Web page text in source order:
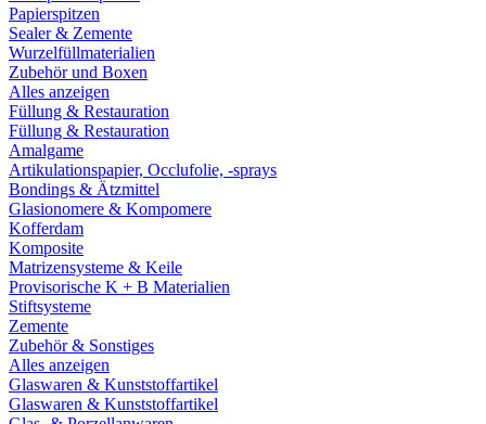
Papierspitzen
Sealer & Zemente
Wurzelfüllmaterialien
Zubehör und Boxen
Alles anzeigen
Füllung & Restauration
Füllung & Restauration
Amalgame
Artikulationspapier, Occlufolie, -sprays
Bondings & Ätzmittel
Glasionomere & Kompomere
Kofferdam
Komposite
Matrizensysteme & Keile
Provisorische K + B Materialien
Stiftsysteme
Zemente
Zubehör & Sonstiges
Alles anzeigen
Glaswaren & Kunststoffartikel
Glaswaren & Kunststoffartikel